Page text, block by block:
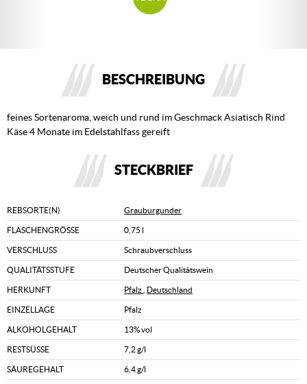
BESCHREIBUNG
feines Sortenaroma, weich und rund im Geschmack Asiatisch Rind
Käse 4 Monate im Edelstahlfass gereift
STECKBRIEF
REBSORTE(N) Grauburgunder
FLASCHENGRÖSSE 0,75 l
VERSCHLUSS Schraubverschluss
QUALITÄTSSTUFE Deutscher Qualitätswein
HERKUNFT Pfalz Deutschland
EINZELLAGE Pfalz
ALKOHOLGEHALT 13% vol
RESTSÜSSE 7,2 g/l
SÄUREGEHALT 6,4 g/l